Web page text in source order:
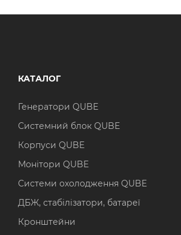
КАТАЛОГ
Генератори QUBE
Системний блок QUBE
Корпуси QUBE
Монітори QUBE
Системи охолодження QUBE
ДБЖ, стабілізатори, батареї
Кронштейни